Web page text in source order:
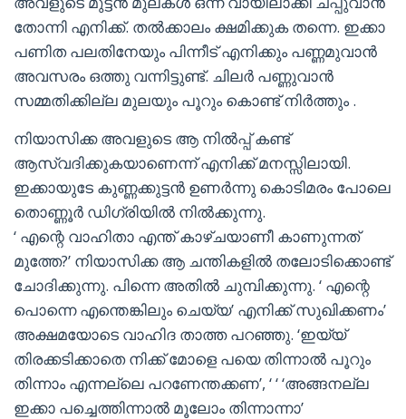
തോന്നി എനിക്ക്. തൽക്കാലം ക്ഷമിക്കുക തന്നെ. ഇക്കാ
പണിത പലതിനേയും പിന്നീട് എനിക്കും പണ്ണമുവാൻ
അവസരം ഒത്തു വന്നിട്ടുണ്ട്. ചിലർ പണ്ണുവാൻ
സമ്മതിക്കില്ല മുലയും പൂറും കൊണ്ട് നിർത്തും .
നിയാസിക്ക അവളുടെ ആ നിൽപ്പ് കണ്ട്
ആസ്വദിക്കുകയാണെന്ന് എനിക്ക് മനസ്സിലായി.
ഇക്കായുടേ കുണ്ണക്കുട്ടൻ ഉണർന്നു കൊടിമരം പോലെ
തൊണ്ണൂർ ഡിഗ്രിയിൽ നിൽക്കുന്നു.
‘ എന്റെ വാഹിതാ എന്ത് കാഴ്ചയാണീ കാണുന്നത്
മുത്തേ?’ നിയാസിക്ക ആ ചന്തികളിൽ തലോടിക്കൊണ്ട്
ചോദിക്കുന്നു. പിന്നെ അതിൽ ചുമ്പിക്കുന്നു. ‘ എന്റെ
പൊന്നെ എന്തെങ്കിലും ചെയ്യ’ എനിക്ക് സുഖിക്കണം’
അക്ഷമയോടെ വാഹിദ താത്ത പറഞ്ഞു. ‘ഇയ്യ്
തിരക്കടിക്കാതെ നിക്ക് മോളെ പയെ തിന്നാൽ പൂറും
തിന്നാം എന്നല്ലെ പറണേന്തക്കണ’, ‘ ‘ ‘അങ്ങനല്ല
ഇക്കാ പച്ചെത്തിന്നാൽ മൂലോം തിന്നാന്നാ’